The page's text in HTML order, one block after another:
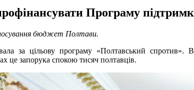
Програму
бюджет Полтави.
за цільову програму «Полтавський
це запорука спокою тисяч полтавців.